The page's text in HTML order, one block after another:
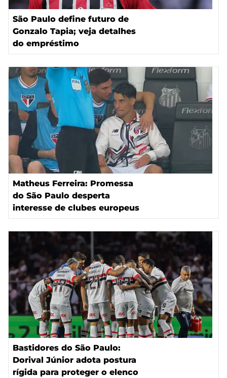
São Paulo define futuro de
Gonzalo Tapia; veja detalhes
do empréstimo
Matheus Ferreira: Promessa
do São Paulo desperta
interesse de clubes europeus
Bastidores do São Paulo:
Dorival Júnior adota postura
rígida para proteger o elenco